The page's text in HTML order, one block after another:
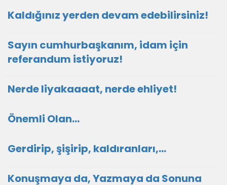
Kaldığınız yerden devam edebilirsiniz!
Sayın cumhurbaşkanım, idam için
referandum istiyoruz!
Nerde liyakaaaat, nerde ehliyet!
Önemli Olan…
Gerdirip, şişirip, kaldıranları,...
Konuşmaya da, Yazmaya da Sonuna